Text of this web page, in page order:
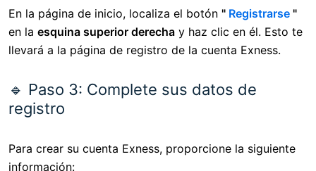
En la página de inicio, localiza el botón " Registrarse "
en la esquina superior derecha y haz clic en él. Esto te
llevará a la página de registro de la cuenta Exness.
🔹 Paso 3: Complete sus datos de
registro
Para crear su cuenta Exness, proporcione la siguiente
información: